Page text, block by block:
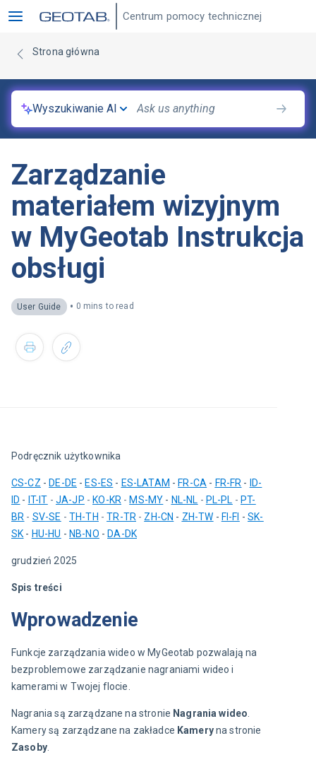
Centrum pomocy technicznej
Strona główna
Wyszukiwanie AI
Zarządzanie
materiałem wizyjnym
w MyGeotab Instrukcja
obsługi
User Guide • 0 mins to read
Podręcznik użytkownika
CS-CZ - DE-DE - ES-ES - ES-LATAM - FR-CA - FR-FR -
ID-
ID - IT-IT - JA-JP - KO-KR - MS-MY - NL-NL - PL-PL - PT-
BR - SV-SE - TH-TH - TR-TR - ZH-CN - ZH-TW - FI-FI - SK-
SK - HU-HU - NB-NO - DA-DK
grudzień 2025
Spis treści
Wprowadzenie
Funkcje zarządzania wideo w MyGeotab pozwalają na
bezproblemowe zarządzanie nagraniami wideo i
kamerami w Twojej flocie.
Nagrania są zarządzane na stronie Nagrania wideo
Kamery są zarządzane na zakładce Kamery na stronie
Zasoby.